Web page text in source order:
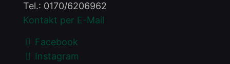
Tel.: 0170/6206962
Kontakt per E-Mail
Facebook
Instagram